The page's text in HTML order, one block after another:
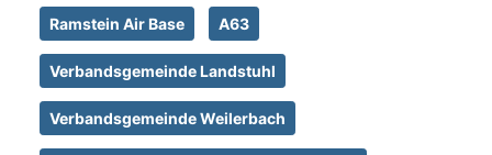
Ramstein Air Base A63
Verbandsgemeinde Landstuhl
Verbandsgemeinde Weilerbach